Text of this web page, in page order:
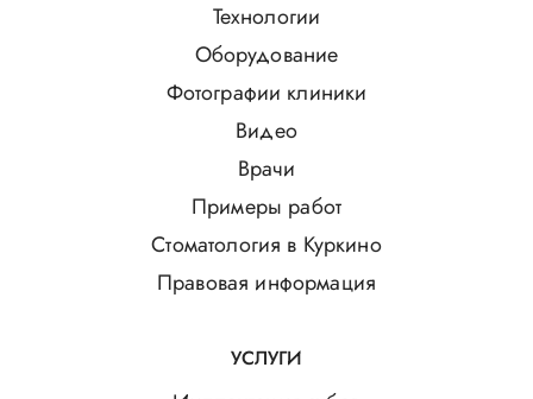
Технологии
Оборудование
Фотографии клиники
Видео
Врачи
Примеры работ
Стоматология в Куркино
Правовая информация
УСЛУГИ